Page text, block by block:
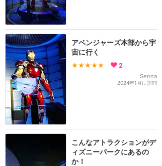
アベンジャーズ本部から宇
宙に行く
★★★★★ 2
Senna
2024年1月に訪問
こんなアトラクションがデ
ィズニーパークにあるの
か！